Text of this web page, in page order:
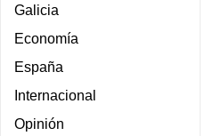
Galicia
Economía
España
Internacional
Opinión